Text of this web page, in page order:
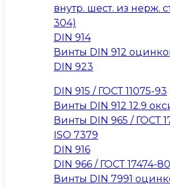
внутр. шест. из нерж.
304)
DIN 914
Винты DIN 912
DIN 923
DIN 915 / ГОСТ 11075-93
Винты DIN 912 12.9
Винты DIN 965 / ГОСТ
ISO 7379
DIN 916
DIN 966 / ГОСТ 17474-80
Винты DIN 7991